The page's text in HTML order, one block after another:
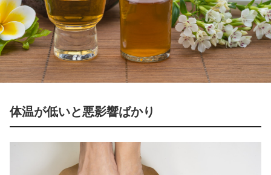
体温が低いと悪影響ばかり